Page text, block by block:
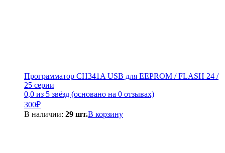
Программатор CH341A USB для EEPROM / FLASH 24 /
25 серии
0,0 из 5 звёзд (основано на 0 отзывах)
300₽
В наличии: 29 шт.В корзину